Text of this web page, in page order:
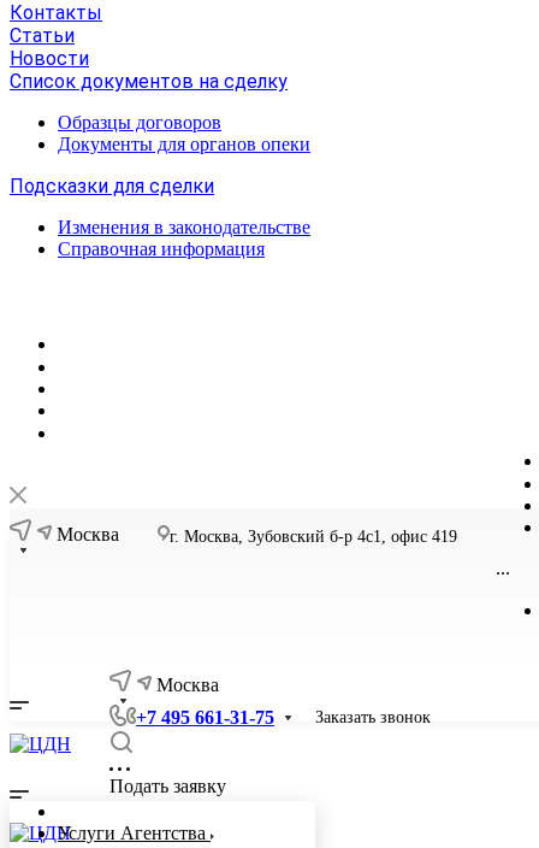
Контакты
Статьи
Новости
Список документов на сделку
Образцы договоров
Документы для органов опеки
Подсказки для сделки
Изменения в законодательстве
Справочная информация
Москва г. Москва, Зубовский б-р 4с1, офис 419
...
Москва
+7 495 661-31-75
Заказать звонок
Услуги Агентства
Подать заявку